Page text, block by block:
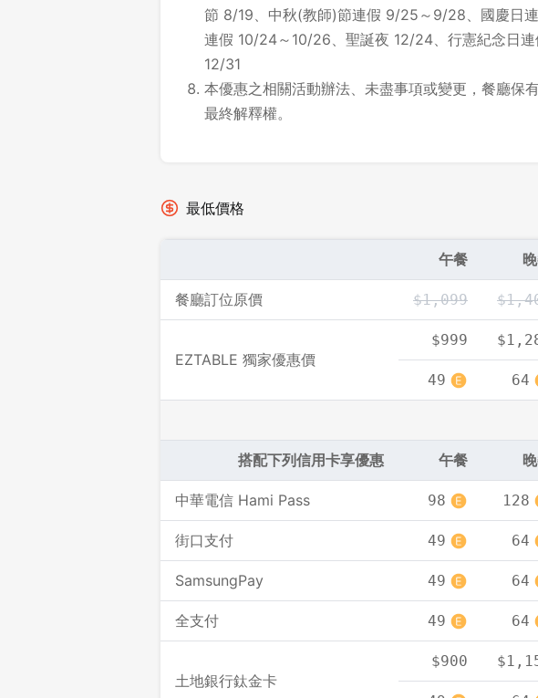
節 8/19、中秋(教師)節連假 9/25～9/28、國慶日
連假 10/24～10/26、聖誕夜 12/24、行憲紀念日
12/31
本優惠之相關活動辦法、未盡事項或變更，餐廳保
最終解釋權。
最低價格
午餐
餐廳訂位原價 $1,099
EZTABLE 獨家優惠價
$999
49 64
搭配下列信用卡享優惠 午餐
中華電信 Hami Pass 98 128
街口支付 49 64
SamsungPay 49 64
全支付 49 64
土地銀行鈦金卡
$900